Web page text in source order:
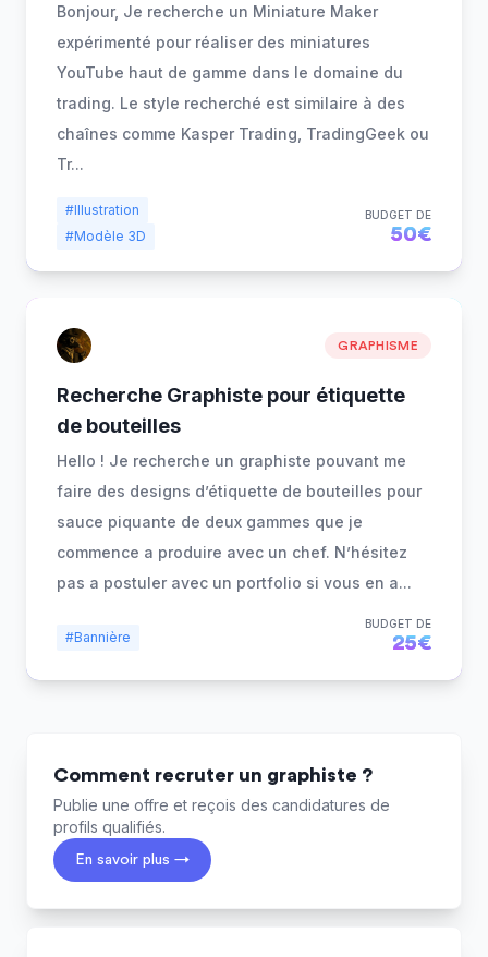
Bonjour, Je recherche un Miniature Maker
expérimenté pour réaliser des miniatures
YouTube haut de gamme dans le domaine du
trading. Le style recherché est similaire à des
chaînes comme Kasper Trading, TradingGeek ou
Tr...
#Illustration
#Modèle 3D
BUDGET DE
50€
GRAPHISME
Recherche Graphiste pour étiquette
de bouteilles
Hello ! Je recherche un graphiste pouvant me
faire des designs d’étiquette de bouteilles pour
sauce piquante de deux gammes que je
commence a produire avec un chef. N’hésitez
pas a postuler avec un portfolio si vous en a...
#Bannière
BUDGET DE
25€
Comment recruter un graphiste ?
Publie une offre et reçois des candidatures de
profils qualifiés.
En savoir plus →